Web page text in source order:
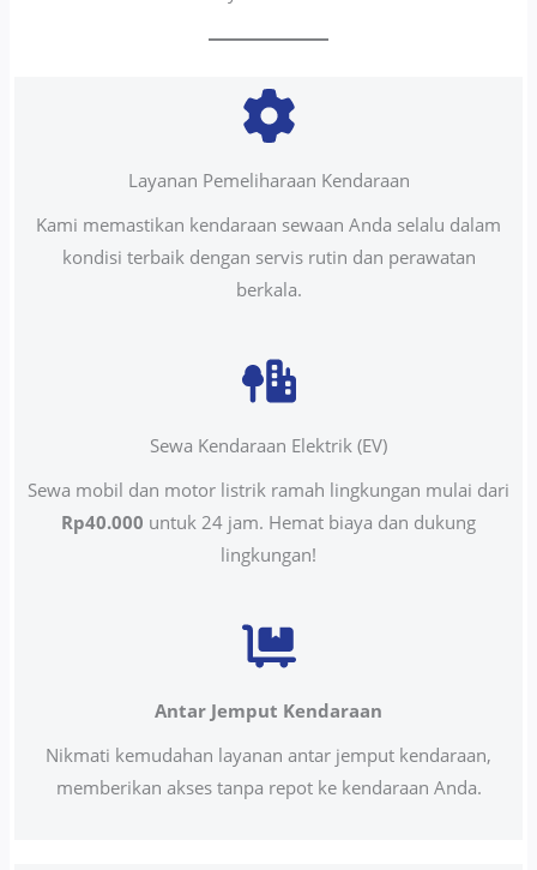
Layanan Pemeliharaan Kendaraan
Kami memastikan kendaraan sewaan Anda selalu dalam
kondisi terbaik dengan servis rutin dan perawatan
berkala.
Sewa Kendaraan Elektrik (EV)
Sewa mobil dan motor listrik ramah lingkungan mulai dari
Rp40.000 untuk 24 jam. Hemat biaya dan dukung
lingkungan!
Antar Jemput Kendaraan
Nikmati kemudahan layanan antar jemput kendaraan,
memberikan akses tanpa repot ke kendaraan Anda.